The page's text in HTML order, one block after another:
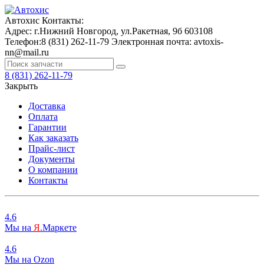
Автохис Контакты:
Адрес: г.Нижний Новгород, ул.Ракетная, 9б 603108
Телефон:8 (831) 262-11-79 Электронная почта: avtoxis-
nn@mail.ru
8 (831) 262-11-79
Закрыть
Доставка
Оплата
Гарантии
Как заказать
Прайс-лист
Документы
О компании
Контакты
4.6
Мы на Я.Маркете
4.6
Мы на Ozon